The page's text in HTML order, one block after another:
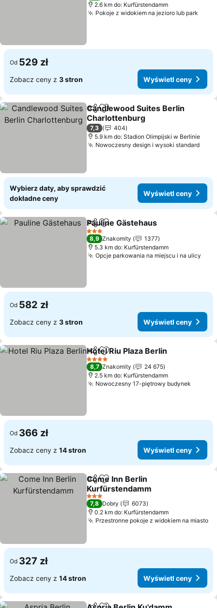
2.6 km do: Kurfürstendamm
Pokoje z widokiem na jezioro lub park
Od 529 zł
Zobacz ceny z 3 stron Wyświetl ceny
Udostępnij
Dodaj do ulubionych
Candlewood Suites Berlin
Charlottenburg
7,3
404
5.9 km do: Stadion Olimpijski w Berlinie
Nowoczesny design i wysoki standard
Wybierz daty, aby sprawdzić
dokładne ceny
Wyświetl ceny
Udostępnij
Dodaj do ulubionych
Pauline Gästehaus
3 Kategoria
8,9 Znakomity
1377
5.3 km do: Kurfürstendamm
Opcje parkowania na miejscu i na ulicy
Od 582 zł
Zobacz ceny z 3 stron Wyświetl ceny
UdostępnijDodaj do ulubionych
Hotel Riu Plaza Berlin
4 Kategoria
8,7 Znakomity
24 675
2.5 km do: Kurfürstendamm
Nowoczesny 17-piętrowy budynek
Od 366 zł
Zobacz ceny z 14 stron Wyświetl ceny
Udostępnij
Dodaj do ulubionych
Come Inn Berlin
Kurfürstendamm
3 Kategoria
7,8 Dobry
6073
0.2 km do: Kurfürstendamm
Przestronne pokoje z widokiem na miasto
Od 327 zł
Zobacz ceny z 14 stron Wyświetl ceny